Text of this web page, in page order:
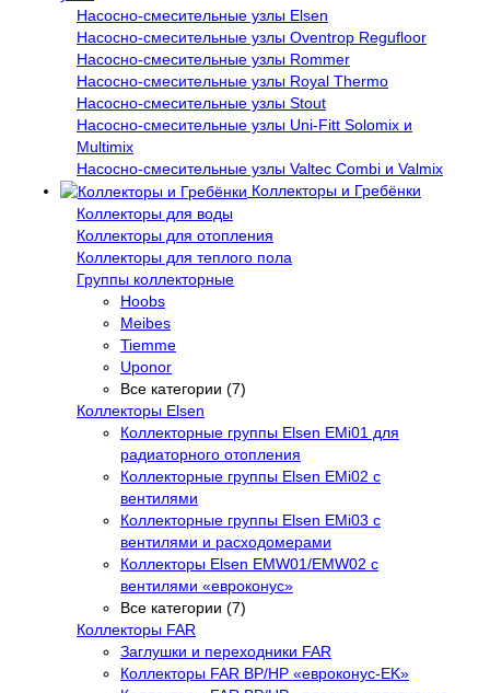
Насосно-смесительные узлы Elsen
Насосно-смесительные узлы Oventrop Regufloor
Насосно-смесительные узлы Rommer
Насосно-смесительные узлы Royal Thermo
Насосно-смесительные узлы Stout
Насосно-смесительные узлы Uni-Fitt Solomix и
Multimix
Насосно-смесительные узлы Valtec Combi и Valmix
Коллекторы и Гребёнки
Коллекторы для воды
Коллекторы для отопления
Коллекторы для теплого пола
Группы коллекторные
Hoobs
Meibes
Tiemme
Uponor
Все категории (7)
Коллекторы Elsen
Коллекторные группы Elsen EMi01 для
радиаторного отопления
Коллекторные группы Elsen EMi02 с
вентилями
Коллекторные группы Elsen EMi03 с
вентилями и расходомерами
Коллекторы Elsen EMW01/EMW02 с
вентилями «евроконус»
Все категории (7)
Коллекторы FAR
Заглушки и переходники FAR
Коллекторы FAR ВР/НР «евроконус-EK»